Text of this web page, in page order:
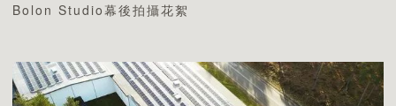
Bolon Studio幕後拍攝花絮